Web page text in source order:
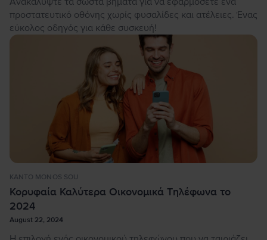
προστατευτικό οθόνης χωρίς φυσαλίδες και ατέλειες. Ένας
εύκολος οδηγός για κάθε συσκευή!
KANTO MONOS SOU
Κορυφαία Καλύτερα Οικονομικά Τηλέφωνα το
2024
August 22, 2024